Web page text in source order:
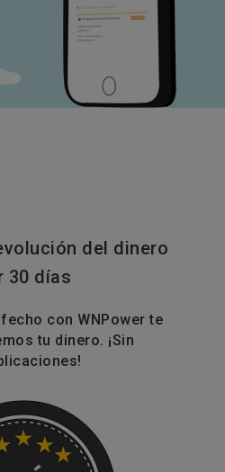
del dinero
30 días
con WNPower te
tu dinero. ¡Sin